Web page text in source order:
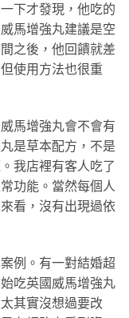
下才發現，他吃的
馬增強丸建議是空
之後，他回饋就差
使用方法也很重
馬增強丸會不會有
是草本配方，不是
我店裡有客人吃了
功能。當然每個人
看，沒有出現過依
例。有一對結婚超
吃英國威馬增強丸
其實沒想過要改